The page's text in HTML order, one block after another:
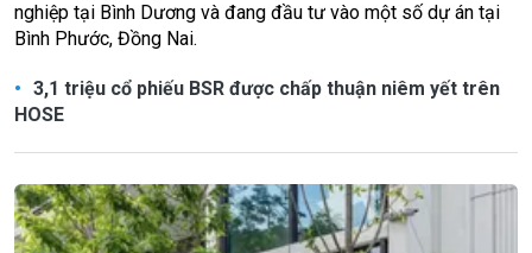
nghiệp tại Bình Dương và đang đầu tư vào một số dự án tại
Bình Phước, Đồng Nai.
3,1 triệu cổ phiếu BSR được chấp thuận niêm yết trên
HOSE